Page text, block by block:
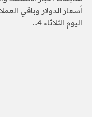
أسعار الدولار وباقي
اليوم الثلاثاء 4…